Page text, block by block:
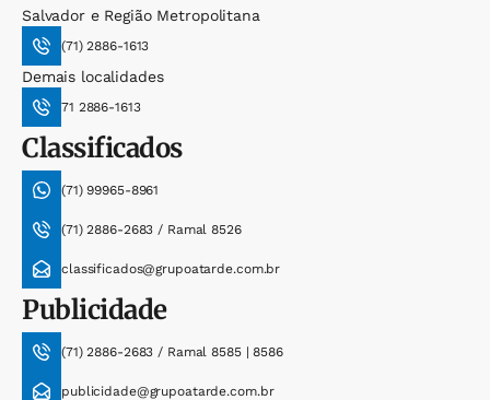
Salvador e Região Metropolitana
(71) 2886-1613
Demais localidades
71 2886-1613
Classificados
(71) 99965-8961
(71) 2886-2683 / Ramal 8526
classificados@grupoatarde.com.br
Publicidade
(71) 2886-2683 / Ramal 8585 | 8586
publicidade@grupoatarde.com.br